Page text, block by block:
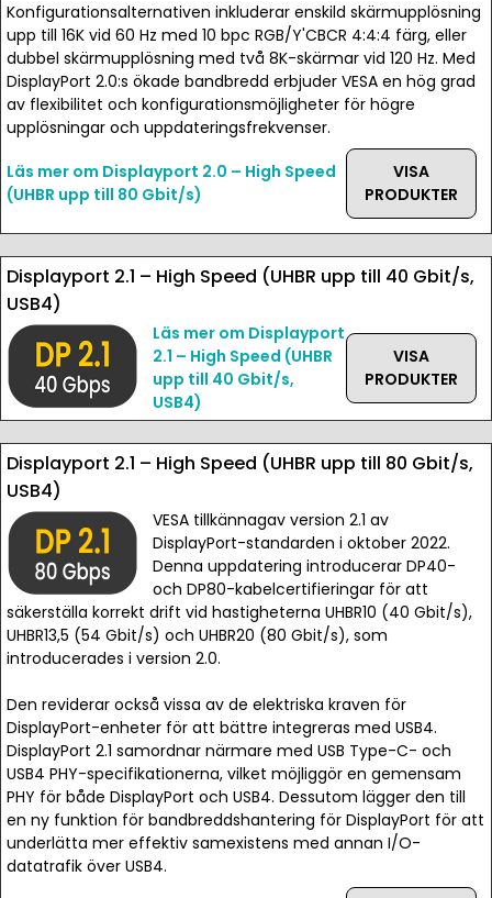
Konfigurationsalternativen inkluderar enskild skärmupplösning
upp till 16K vid 60 Hz med 10 bpc RGB/Y'CBCR 4:4:4 färg, eller
dubbel skärmupplösning med två 8K-skärmar vid 120 Hz. Med
DisplayPort 2.0:s ökade bandbredd erbjuder VESA en hög grad
av flexibilitet och konfigurationsmöjligheter för högre
upplösningar och uppdateringsfrekvenser.
Läs mer om Displayport 2.0 – High Speed
(UHBR upp till 80 Gbit/s)
VISA
PRODUKTER
Displayport 2.1 – High Speed (UHBR upp till 40 Gbit/s,
USB4)
Läs mer om Displayport
2.1 – High Speed (UHBR
upp till 40 Gbit/s,
USB4)
VISA
PRODUKTER
Displayport 2.1 – High Speed (UHBR upp till 80 Gbit/s,
USB4)
VESA tillkännagav version 2.1 av
DisplayPort-standarden i oktober 2022.
Denna uppdatering introducerar DP40-
och DP80-kabelcertifieringar för att
säkerställa korrekt drift vid hastigheterna UHBR10 (40 Gbit/s),
UHBR13,5 (54 Gbit/s) och UHBR20 (80 Gbit/s), som
introducerades i version 2.0.
Den reviderar också vissa av de elektriska kraven för
DisplayPort-enheter för att bättre integreras med USB4.
DisplayPort 2.1 samordnar närmare med USB Type-C- och
USB4 PHY-specifikationerna, vilket möjliggör en gemensam
PHY för både DisplayPort och USB4. Dessutom lägger den till
en ny funktion för bandbreddshantering för DisplayPort för att
underlätta mer effektiv samexistens med annan I/O-
datatrafik över USB4.